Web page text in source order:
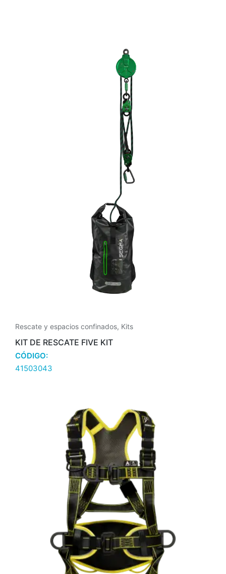
Rescate y espacios confinados, Kits
KIT DE RESCATE FIVE KIT
CÓDIGO:
41503043